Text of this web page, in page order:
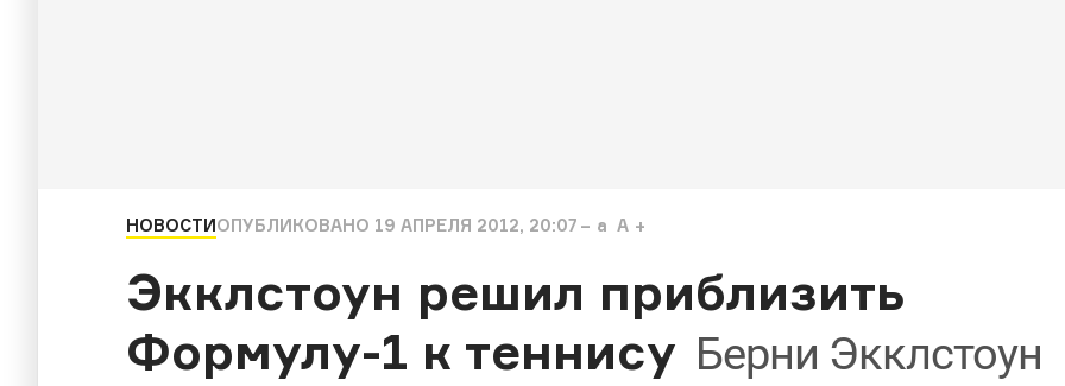
НОВОСТИОПУБЛИКОВАНО 19 АПРЕЛЯ 2012, 20:07 a A
Экклстоун решил приблизить
Формулу-1 к теннису Берни Экклстоун